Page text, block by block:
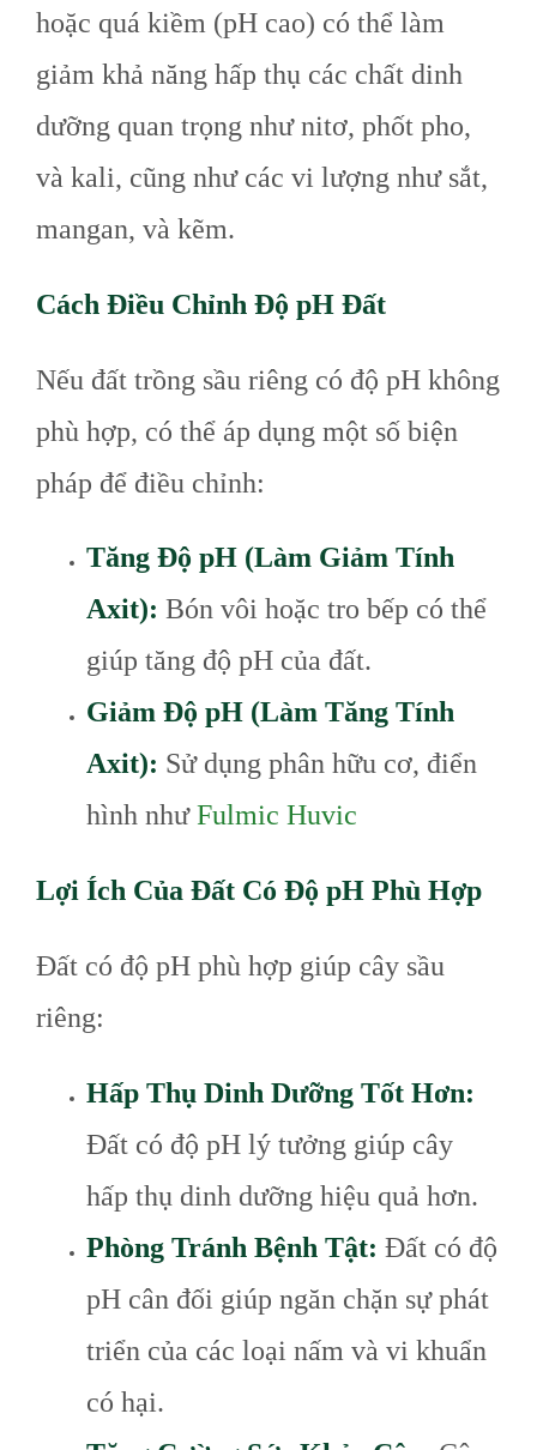
hoặc quá kiềm (pH cao) có thể làm
giảm khả năng hấp thụ các chất dinh
dưỡng quan trọng như nitơ, phốt pho,
và kali, cũng như các vi lượng như sắt,
mangan, và kẽm.
Cách Điều Chỉnh Độ pH Đất
Nếu đất trồng sầu riêng có độ pH không
phù hợp, có thể áp dụng một số biện
pháp để điều chỉnh:
Tăng Độ pH (Làm Giảm Tính
Axit): Bón vôi hoặc tro bếp có thể
giúp tăng độ pH của đất.
Giảm Độ pH (Làm Tăng Tính
Axit): Sử dụng phân hữu cơ, điển
hình nhưFulmic Huvic
Lợi Ích Của Đất Có Độ pH Phù Hợp
Đất có độ pH phù hợp giúp cây sầu
riêng:
Hấp Thụ Dinh Dưỡng Tốt Hơn:
Đất có độ pH lý tưởng giúp cây
hấp thụ dinh dưỡng hiệu quả hơn.
Phòng Tránh Bệnh Tật: Đất có độ
pH cân đối giúp ngăn chặn sự phát
triển của các loại nấm và vi khuẩn
có hại.